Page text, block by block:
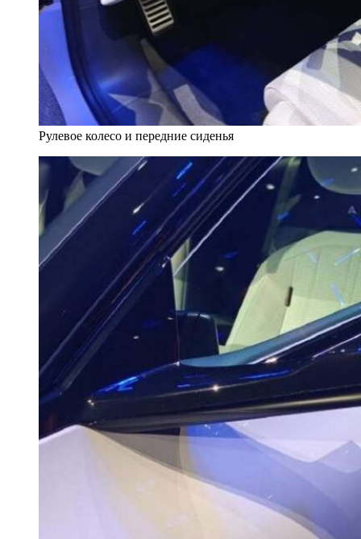
Рулевое колесо и передние сиденья